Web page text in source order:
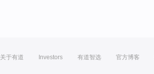
关于有道 Investors 有道智选 官方博客